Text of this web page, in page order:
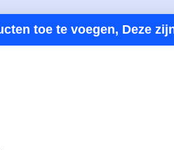
toe te voegen, Deze